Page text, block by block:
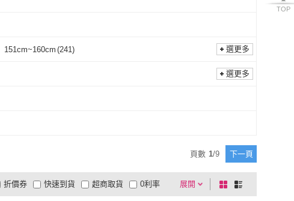
TOP
151cm~160cm (241) 選更多
選更多
頁數 1/9 下一頁
展開
折價券
有影片
商品有量 電視購物
快速到貨 超商取貨 0利率
棋
盤
列